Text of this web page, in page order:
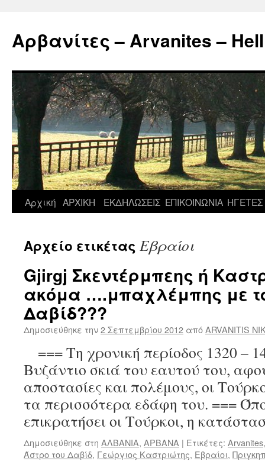
περιεχόμενο
Αρβανίτες – Arvanites –
Αρχική ΑΡΧΙΚΗ ΕΚΔΗΛΩΣΕΙΣ ΕΠΙΚΟΙΝΩΝΙΑ ΗΓΕΤΕΣ
Αρχείο ετικέτας Εβραίοι
Gjirgj Σκεντέρμπεης ή
ακόμα ….μπαχλέμπης με
Δαβίδ???
Δημοσιεύθηκε την2 Σεπτεμβρίου 2012 απόARVANITIS
=== Τη χρονική περίοδος 1320 –
Βυζάντιο σκιά του εαυτού του,
αποστασίες και πολέμους, οι
τα περισσότερα εδάφη του. ===
επικρατήσει οι Τούρκοι, η
Δημοσιεύθηκε στη ΑΛΒΑΝΙΑ, ΑΡΒΑΝΑ | Ετικέτες: Arvanites
Άστρο του Δαβίδ, Γεώργιος Καστριώτης, Εβραίοι,